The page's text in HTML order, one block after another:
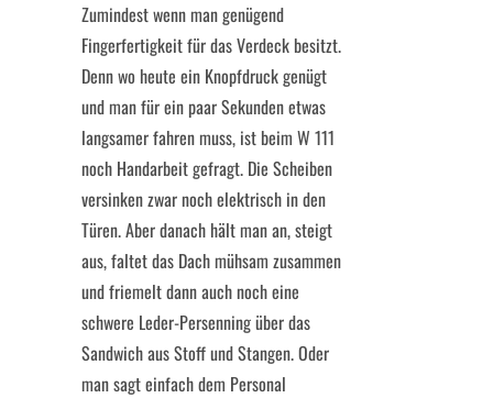
Zumindest wenn man genügend
Fingerfertigkeit für das Verdeck besitzt.
Denn wo heute ein Knopfdruck genügt
und man für ein paar Sekunden etwas
langsamer fahren muss, ist beim W 111
noch Handarbeit gefragt. Die Scheiben
versinken zwar noch elektrisch in den
Türen. Aber danach hält man an, steigt
aus, faltet das Dach mühsam zusammen
und friemelt dann auch noch eine
schwere Leder-Persenning über das
Sandwich aus Stoff und Stangen. Oder
man sagt einfach dem Personal